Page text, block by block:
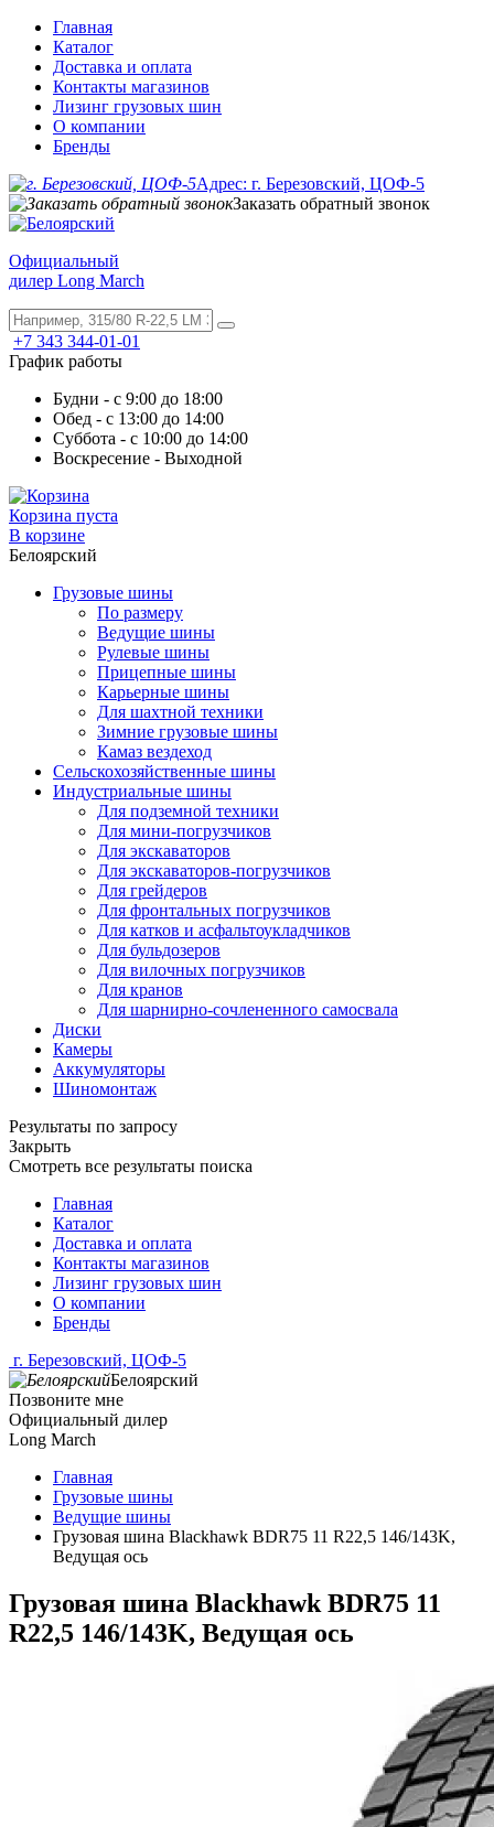
Главная
Каталог
Доставка и оплата
Контакты магазинов
Лизинг грузовых шин
О компании
Бренды
Адрес: г. Березовский, ЦОФ-5
Заказать обратный звонок
Официальный
дилер Long March
+7 343 344-01-01
График работы
Будни - с 9:00 до 18:00
Обед - с 13:00 до 14:00
Суббота - с 10:00 до 14:00
Воскресение - Выходной
Корзина пуста
В корзине
Белоярский
Грузовые шины
По размеру
Ведущие шины
Рулевые шины
Прицепные шины
Карьерные шины
Для шахтной техники
Зимние грузовые шины
Камаз вездеход
Сельскохозяйственные шины
Индустриальные шины
Для подземной техники
Для мини-погрузчиков
Для экскаваторов
Для экскаваторов-погрузчиков
Для грейдеров
Для фронтальных погрузчиков
Для катков и асфальтоукладчиков
Для бульдозеров
Для вилочных погрузчиков
Для кранов
Для шарнирно-сочлененного самосвала
Диски
Камеры
Аккумуляторы
Шиномонтаж
Результаты по запросу
Закрыть
Смотреть все результаты поиска
Главная
Каталог
Доставка и оплата
Контакты магазинов
Лизинг грузовых шин
О компании
Бренды
г. Березовский, ЦОФ-5
Белоярский
Позвоните мне
Официальный дилер
Long March
Главная
Грузовые шины
Ведущие шины
Грузовая шина Blackhawk BDR75 11 R22,5 146/143K,
Ведущая ось
Грузовая шина Blackhawk BDR75 11
R22,5 146/143K, Ведущая ось